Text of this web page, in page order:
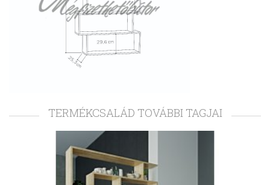
TERMÉKCSALÁD TOVÁBBI TAGJAI